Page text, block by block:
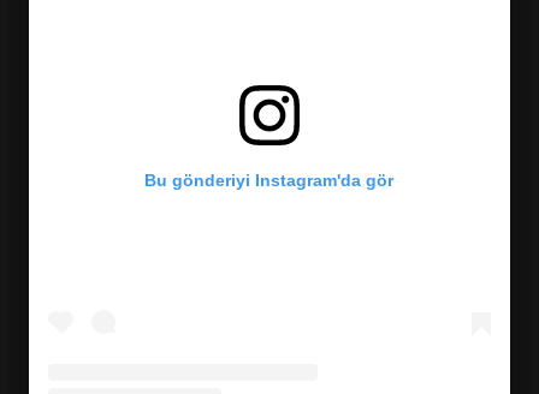
Bu gönderiyi Instagram'da gör